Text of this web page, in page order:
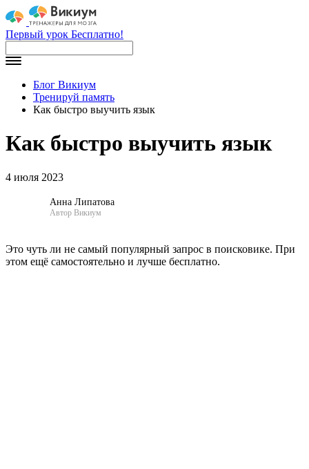
Первый урок Бесплатно!
Блог Викиум
Тренируй память
Как быстро выучить язык
Как быстро выучить язык
4 июля 2023
Анна Липатова
Автор Викиум
Это чуть ли не самый популярный запрос в поисковике. При
этом ещё самостоятельно и лучше бесплатно.